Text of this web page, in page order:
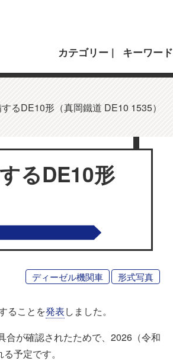
カテゴリー キーワード
るDE10形（真岡鐵道 DE10 1535）
るDE10形
ディーゼル機関車 形式写真
ることを発表しました。
合が確認されたためで、2026（令和
予定です。